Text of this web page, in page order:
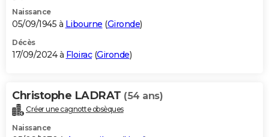
Naissance
05/09/1945 à Libourne (Gironde)
Décès
17/09/2024 à Floirac(Gironde)
Christophe LADRAT (54 ans)
Créer une cagnotte obsèques
Naissance